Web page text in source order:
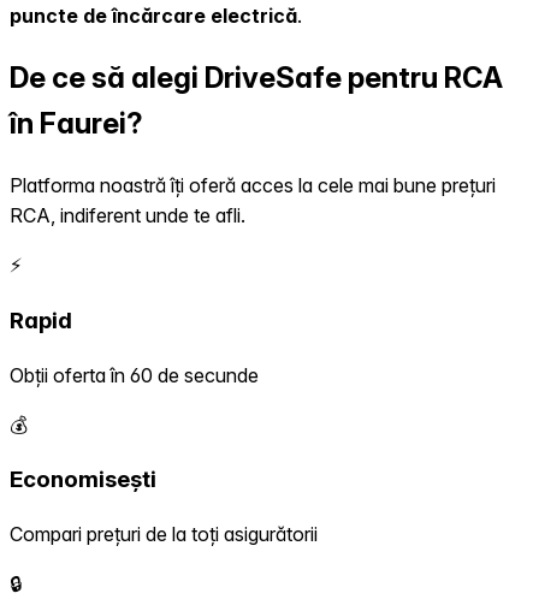
puncte de încărcare electrică.
De ce să alegi DriveSafe pentru RCA
în Faurei?
Platforma noastră îți oferă acces la cele mai bune prețuri
RCA, indiferent unde te afli.
⚡
Rapid
Obții oferta în 60 de secunde
💰
Economisești
Compari prețuri de la toți asigurătorii
🔒